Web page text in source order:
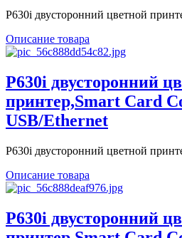
P630i двусторонний цветной
Описание товара
P630i двусторонний
принтер,Smart Card
USB/Ethernet
P630i двусторонний цветной
Описание товара
P630i двусторонний